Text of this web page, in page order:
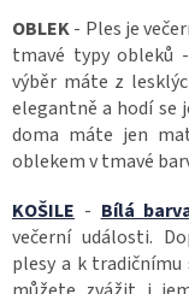
OBLEK- Ples je
tmavé typy obleků
výběr máte z
elegantně a hodí se
doma máte jen
oblekem v tmavé
KOŠILE - Bílá
večerní události.
plesy a k